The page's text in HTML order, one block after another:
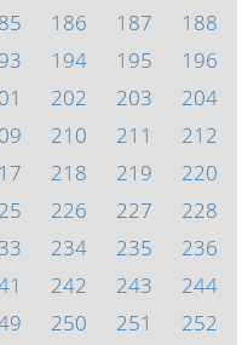
186 187
188
194 195
196
202 203
204
210 211
212
218 219
220
226 227
228
234 235
236
242 243
244
250 251
252